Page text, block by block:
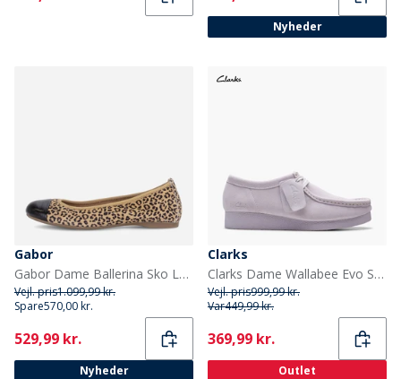
Nyheder
Gabor
Gabor Dame Ballerina Sko Leopard
Vejl. pris1.099,99 kr.
Spare570,00 kr.
Current
529,99 kr.
Nyheder
Clarks
Clarks Dame Wallabee Evo Sko Lilac Suede
Vejl. pris999,99 kr.
Var449,99 kr.
Current
369,99 kr.
Outlet